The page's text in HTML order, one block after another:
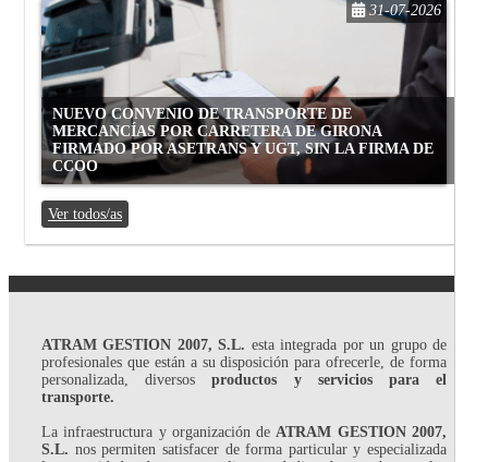
NUEVO CONVENIO DE TRANSPORTE DE
MERCANCÍAS POR CARRETERA DE GIRONA
FIRMADO POR ASETRANS Y UGT, SIN LA FIRMA DE
CCOO
31-07-2026
Ver todos/as
ATRAM GESTION 2007, S.L. esta integrada por un grupo de
profesionales que están a su disposición para ofrecerle, de forma
personalizada, diversosproductos y servicios para el
transporte.
La infraestructura y organización de ATRAM GESTION 2007,
S.L. nos permiten satisfacer de forma particular y especializada